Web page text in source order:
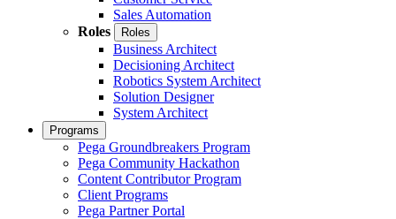
Sales Automation
Roles
Roles
Business Architect
Decisioning Architect
Robotics System Architect
Solution Designer
System Architect
Programs
Pega Groundbreakers Program
Pega Community Hackathon
Content Contributor Program
Client Programs
Pega Partner Portal